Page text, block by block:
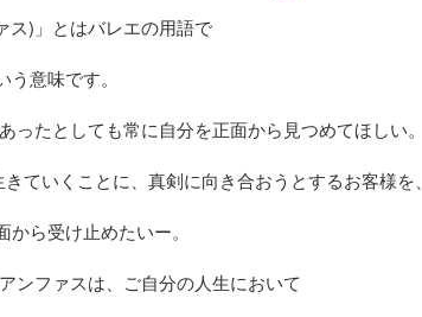
ス)」とはバレエの用語で
う意味です。
きていくことに、真剣に向き合おうとするお客様を、
ら受け止めたいー。
ンファスは、ご自分の人生において